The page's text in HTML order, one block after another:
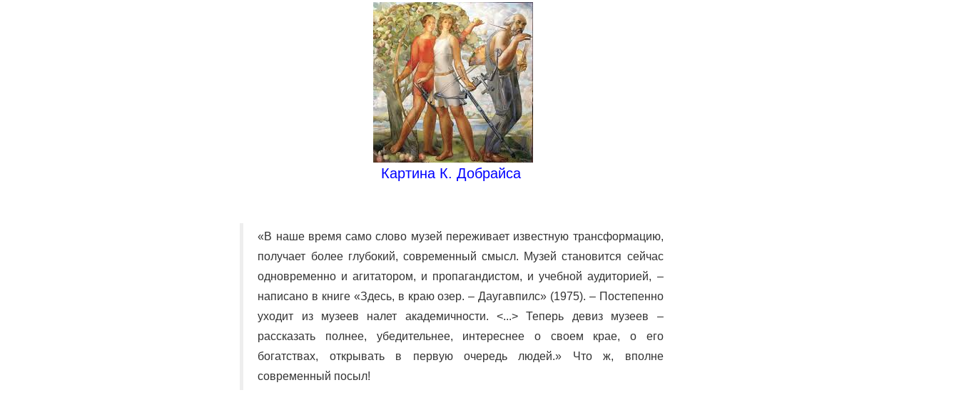
Картина К. Добрайса
«В наше время само слово музей переживает известную трансформацию,
получает более глубокий, современный смысл. Музей становится сейчас
одновременно и агитатором, и пропагандистом, и учебной аудиторией, –
написано в книге «Здесь, в краю озер. – Даугавпилс» (1975). – Постепенно
уходит из музеев налет академичности. <...> Теперь девиз музеев –
рассказать полнее, убедительнее, интереснее о своем крае, о его
богатствах, открывать в первую очередь людей.» Что ж, вполне
современный посыл!